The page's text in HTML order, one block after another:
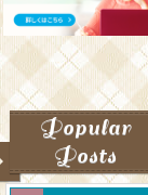
Popular
Posts